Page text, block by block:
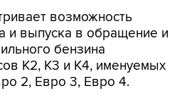
возможность
и выпуска в обращение и
бензина
К2, К3 и К4, именуемых
2, Евро 3, Евро 4.